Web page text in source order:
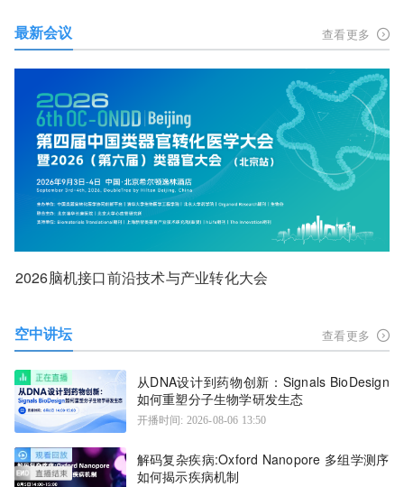
最新会议 查看更多
2026脑机接口前沿技术与产业转化大会
空中讲坛 查看更多
从DNA设计到药物创新：Signals BioDesign
如何重塑分子生物学研发生态
开播时间: 2026-08-06 13:50
解码复杂疾病:Oxford Nanopore 多组学测序
如何揭示疾病机制